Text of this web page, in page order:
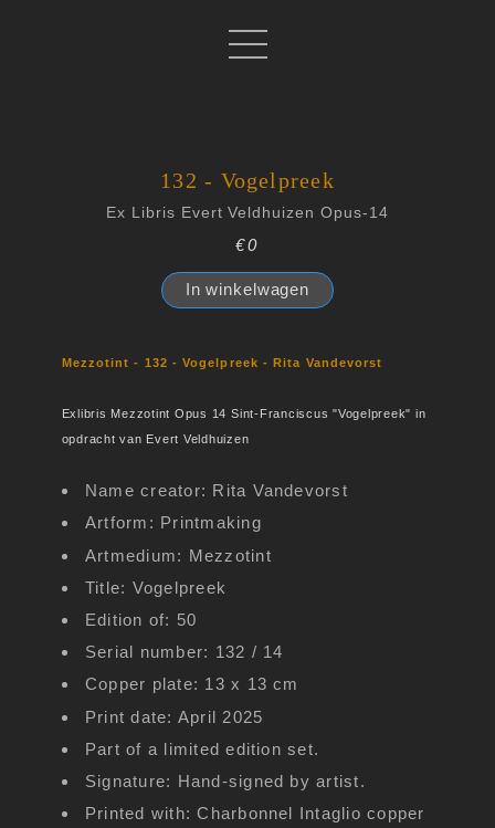
132 - Vogelpreek
Ex Libris Evert Veldhuizen Opus-14
€0
In winkelwagen
Mezzotint - 132 - Vogelpreek - Rita Vandevorst
Exlibris Mezzotint Opus 14 Sint-Franciscus "Vogelpreek" in
opdracht van Evert Veldhuizen
Name creator: Rita Vandevorst
Artform: Printmaking
Artmedium: Mezzotint
Title: Vogelpreek
Edition of: 50
Serial number: 132 / 14
Copper plate: 13 x 13 cm
Print date: April 2025
Part of a limited edition set.
Signature: Hand-signed by artist.
Printed with: Charbonnel Intaglio copper